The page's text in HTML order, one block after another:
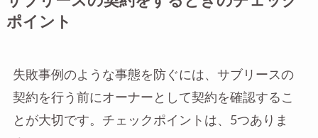
ポイント
失敗事例のような事態を防ぐには、サブリースの
契約を行う前にオーナーとして契約を確認するこ
とが大切です。チェックポイントは、5つありま